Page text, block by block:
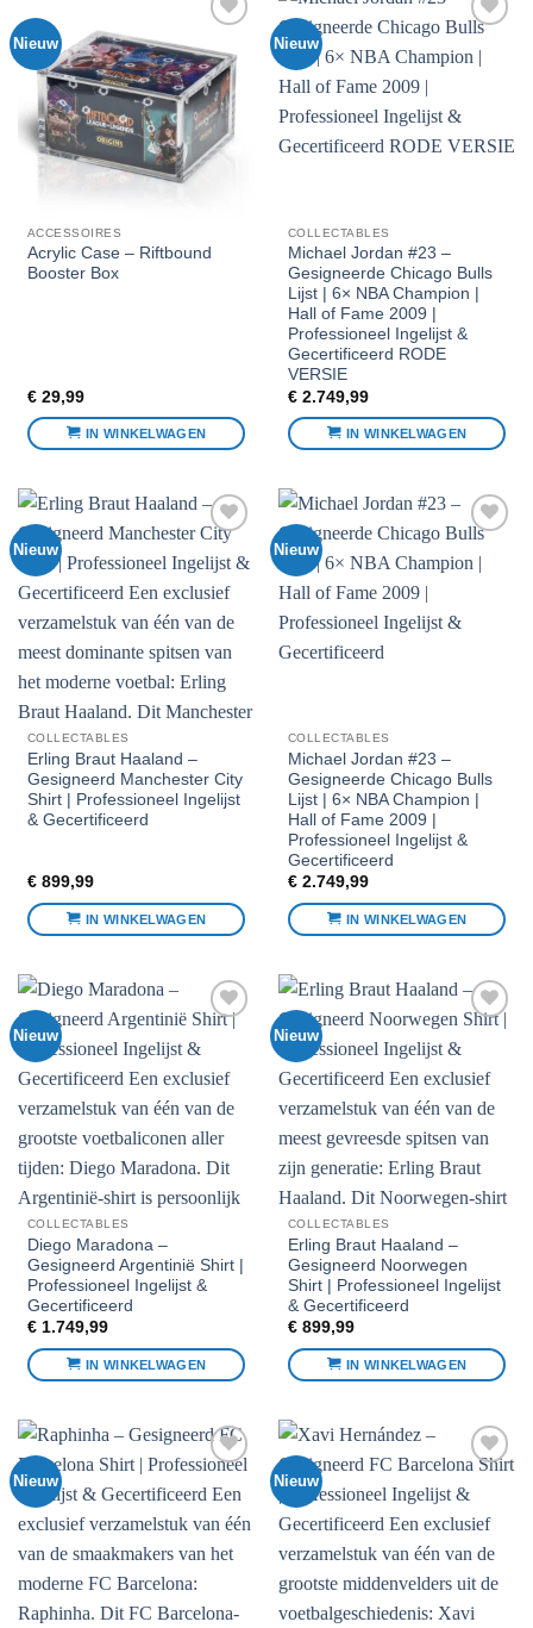
Nieuw
Voeg toe
aan
favorieten
ACCESSOIRES
Acrylic Case – Riftbound
Booster Box
€29,99
IN WINKELWAGEN
Nieuw
aan
COLLECTABLES
Michael Jordan #23 –
Gesigneerde Chicago Bulls
Lijst | 6× NBA Champion |
Hall of Fame 2009 |
Professioneel Ingelijst &
Gecertificeerd RODE
VERSIE
€2.749,99
IN WINKELWAGEN
Nieuw
aan
COLLECTABLES
Erling Braut Haaland –
Gesigneerd Manchester City
Shirt | Professioneel Ingelijst
& Gecertificeerd
€899,99
IN WINKELWAGEN
Nieuw
aan
COLLECTABLES
Michael Jordan #23 –
Gesigneerde Chicago Bulls
Lijst | 6× NBA Champion |
Hall of Fame 2009 |
Professioneel Ingelijst &
Gecertificeerd
€2.749,99
IN WINKELWAGEN
Nieuw
aan
COLLECTABLES
Diego Maradona –
Gesigneerd Argentinië Shirt |
Professioneel Ingelijst &
Gecertificeerd
€1.749,99
IN WINKELWAGEN
Nieuw
aan
COLLECTABLES
Erling Braut Haaland –
Gesigneerd Noorwegen
Shirt | Professioneel Ingelijst
& Gecertificeerd
€899,99
IN WINKELWAGEN
Nieuw
aan
Nieuw
aan